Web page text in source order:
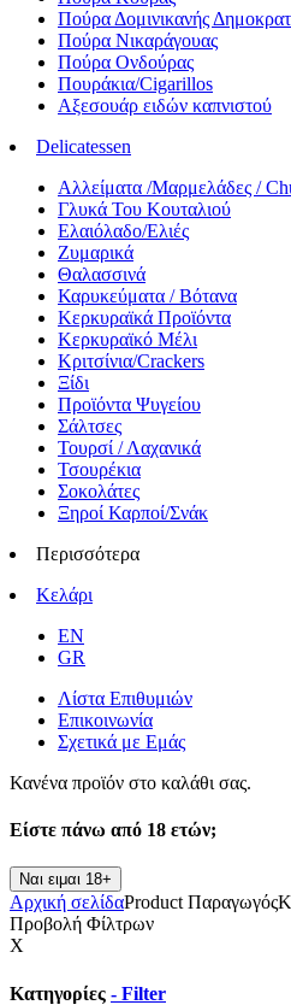
Πούρα Δομινικανής
Πούρα Νικαράγουας
Πούρα Ονδούρας
Πουράκια/Cigarillos
Αξεσουάρ ειδών καπνιστού
Delicatessen
Αλλείματα /Μαρμελάδες /
Γλυκά Του Κουταλιού
Ελαιόλαδο/Ελιές
Ζυμαρικά
Θαλασσινά
Καρυκεύματα / Βότανα
Κερκυραϊκά Προϊόντα
Κερκυραϊκό Μέλι
Κριτσίνια/Crackers
Ξίδι
Προϊόντα Ψυγείου
Σάλτσες
Τουρσί / Λαχανικά
Τσουρέκια
Σοκολάτες
Ξηροί Καρποί/Σνάκ
Περισσότερα
Κελάρι
EN
GR
Λίστα Επιθυμιών
Επικοινωνία
Σχετικά με Εμάς
Κανένα προϊόν στο καλάθι σας.
Είστε πάνω από 18 ετών;
Ναι ειμαι 18+
Αρχική σελίδαProduct Παραγωγός
Προβολή Φίλτρων
X
Κατηγορίες - Filter